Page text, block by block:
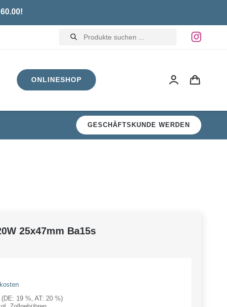
Products
search
ONLINESHOP
GESCHÄFTSKUNDE WERDEN
25x47mm Ba15s
19 %, AT: 20 %)